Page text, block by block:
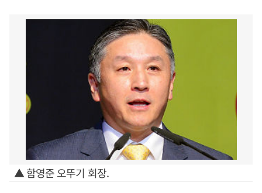
▲ 함영준 오뚜기 회장.